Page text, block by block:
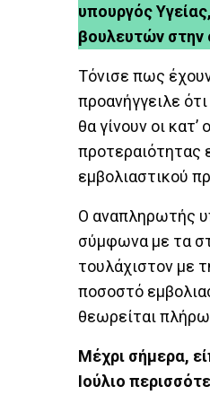
υπουργός
βουλευτών στην
Τόνισε πως
προανήγγειλε
θα γίνουν οι
προτεραιότητας
εμβολιαστικού
Ο αναπληρωτής
σύμφωνα με τα
τουλάχιστον με
ποσοστό
θεωρείται
Μέχρι σήμερα,
Ιούλιο